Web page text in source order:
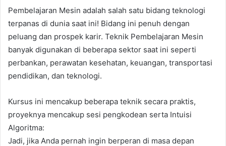
Pembelajaran Mesin adalah salah satu bidang teknologi
terpanas di dunia saat ini! Bidang ini penuh dengan
peluang dan prospek karir. Teknik Pembelajaran Mesin
banyak digunakan di beberapa sektor saat ini seperti
perbankan, perawatan kesehatan, keuangan, transportasi
pendidikan, dan teknologi.
Kursus ini mencakup beberapa teknik secara praktis,
proyeknya mencakup sesi pengkodean serta Intuisi
Algoritma:
Jadi, jika Anda pernah ingin berperan di masa depan